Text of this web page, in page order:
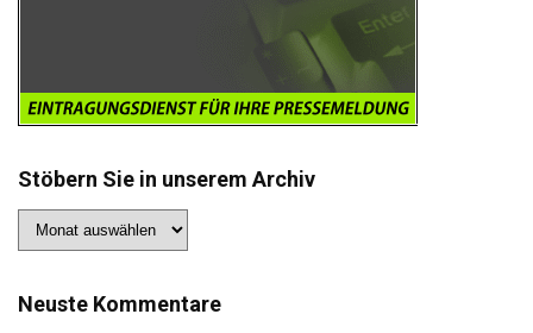
Stöbern Sie in unserem Archiv
Sie
Archiv
Neuste Kommentare